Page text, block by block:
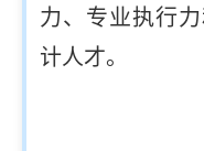
力、专业执行
计人才。